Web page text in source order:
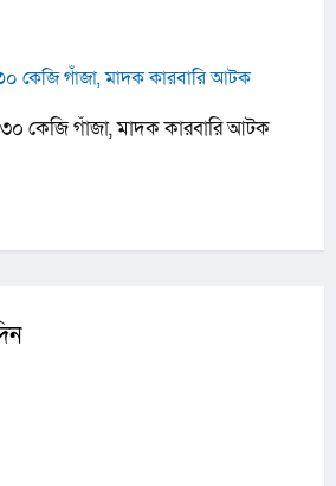
কেজি গাঁজা, মাদক কারবারি আটক